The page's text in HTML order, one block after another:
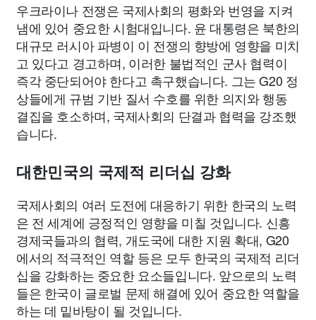
우크라이나 전쟁은 국제사회의 평화와 번영을 지켜
냄에 있어 중요한 시험대입니다. 윤 대통령은 북한의
대규모 러시아 파병이 이 전쟁의 향방에 영향을 미치
고 있다고 경고하며, 이러한 불법적인 군사 협력이
즉각 중단되어야 한다고 촉구했습니다. 그는 G20 정
상들에게 규범 기반 질서 수호를 위한 의지와 행동
결집을 호소하며, 국제사회의 단결과 협력을 강조했
습니다.
대한민국의 국제적 리더십 강화
국제사회의 여러 도전에 대응하기 위한 한국의 노력
은 전 세계에 긍정적인 영향을 미칠 것입니다. 신흥
경제국들과의 협력, 개도국에 대한 지원 확대, G20
에서의 적극적인 역할 등은 모두 한국의 국제적 리더
십을 강화하는 중요한 요소들입니다. 앞으로의 노력
들은 한국이 글로벌 문제 해결에 있어 중요한 역할을
하는 데 밑바탕이 될 것입니다.